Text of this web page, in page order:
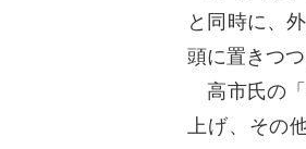
と同時に、
頭に置きつ
高市氏の「
上げ、その